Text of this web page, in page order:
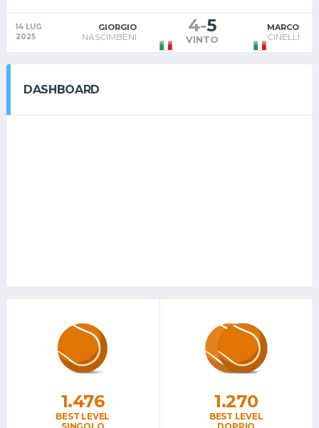
14 LUG
2025
GIORGIO
NASCIMBENI
4-5
VINTO
MARCO
CINELLI
DASHBOARD
1.476
BEST LEVEL
1.270
BEST LEVEL